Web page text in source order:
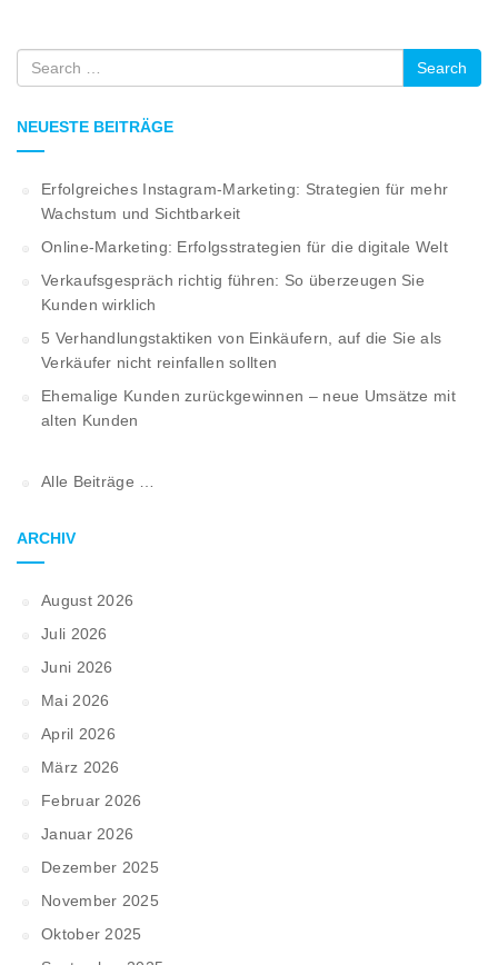
Search
NEUESTE BEITRÄGE
Erfolgreiches Instagram-Marketing: Strategien für mehr
Wachstum und Sichtbarkeit
Online-Marketing: Erfolgsstrategien für die digitale Welt
Verkaufsgespräch richtig führen: So überzeugen Sie
Kunden wirklich
5 Verhandlungstaktiken von Einkäufern, auf die Sie als
Verkäufer nicht reinfallen sollten
Ehemalige Kunden zurückgewinnen – neue Umsätze mit
alten Kunden
Alle Beiträge …
ARCHIV
August 2026
Juli 2026
Juni 2026
Mai 2026
April 2026
März 2026
Februar 2026
Januar 2026
Dezember 2025
November 2025
Oktober 2025